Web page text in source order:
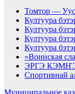
Томтор —
Култуура
Култуура
Култуура
Култуура
«Воинская
ЭРГЭ
Спортивнай
Муниципальное